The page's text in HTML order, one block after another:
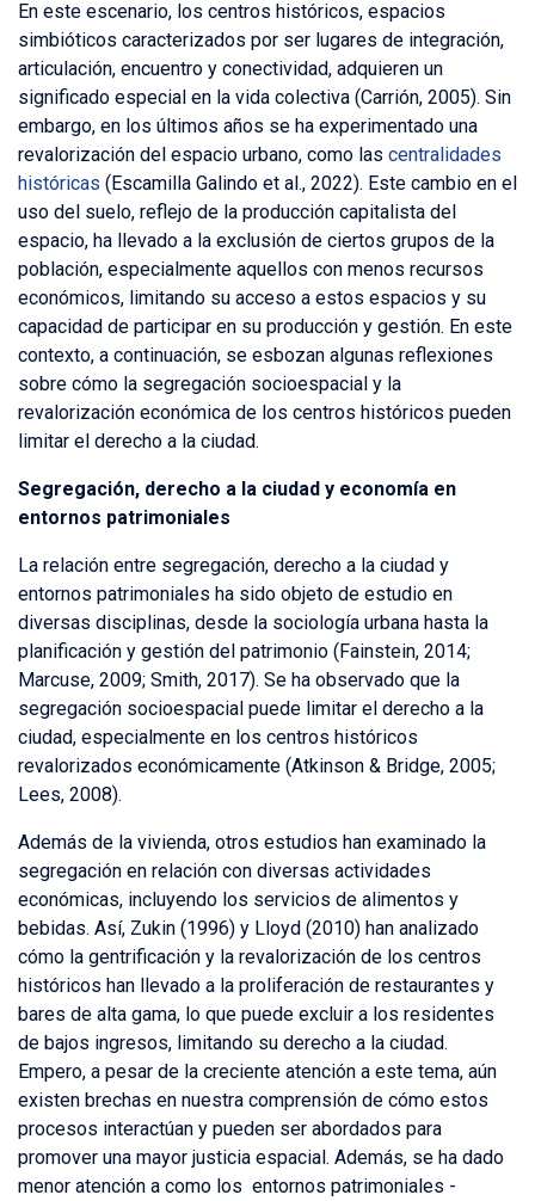
En este escenario, los centros históricos, espacios
simbióticos caracterizados por ser lugares de integración,
articulación, encuentro y conectividad, adquieren un
significado especial en la vida colectiva (Carrión, 2005). Sin
embargo, en los últimos años se ha experimentado una
revalorización del espacio urbano, como las centralidades
históricas (Escamilla Galindo et al., 2022). Este cambio en el
uso del suelo, reflejo de la producción capitalista del
espacio, ha llevado a la exclusión de ciertos grupos de la
población, especialmente aquellos con menos recursos
económicos, limitando su acceso a estos espacios y su
capacidad de participar en su producción y gestión. En este
contexto, a continuación, se esbozan algunas reflexiones
sobre cómo la segregación socioespacial y la
revalorización económica de los centros históricos pueden
limitar el derecho a la ciudad.
Segregación, derecho a la ciudad y economía en
entornos patrimoniales
La relación entre segregación, derecho a la ciudad y
entornos patrimoniales ha sido objeto de estudio en
diversas disciplinas, desde la sociología urbana hasta la
planificación y gestión del patrimonio (Fainstein, 2014;
Marcuse, 2009; Smith, 2017). Se ha observado que la
segregación socioespacial puede limitar el derecho a la
ciudad, especialmente en los centros históricos
revalorizados económicamente (Atkinson & Bridge, 2005;
Lees, 2008).
Además de la vivienda, otros estudios han examinado la
segregación en relación con diversas actividades
económicas, incluyendo los servicios de alimentos y
bebidas. Así, Zukin (1996) y Lloyd (2010) han analizado
cómo la gentrificación y la revalorización de los centros
históricos han llevado a la proliferación de restaurantes y
bares de alta gama, lo que puede excluir a los residentes
de bajos ingresos, limitando su derecho a la ciudad.
Empero, a pesar de la creciente atención a este tema, aún
existen brechas en nuestra comprensión de cómo estos
procesos interactúan y pueden ser abordados para
promover una mayor justicia espacial. Además, se ha dado
menor atención a como los entornos patrimoniales -